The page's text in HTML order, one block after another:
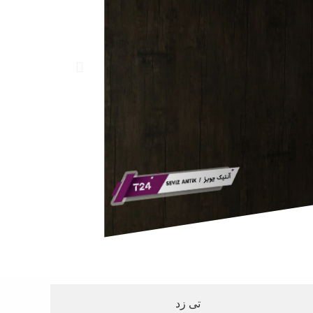
تی زد